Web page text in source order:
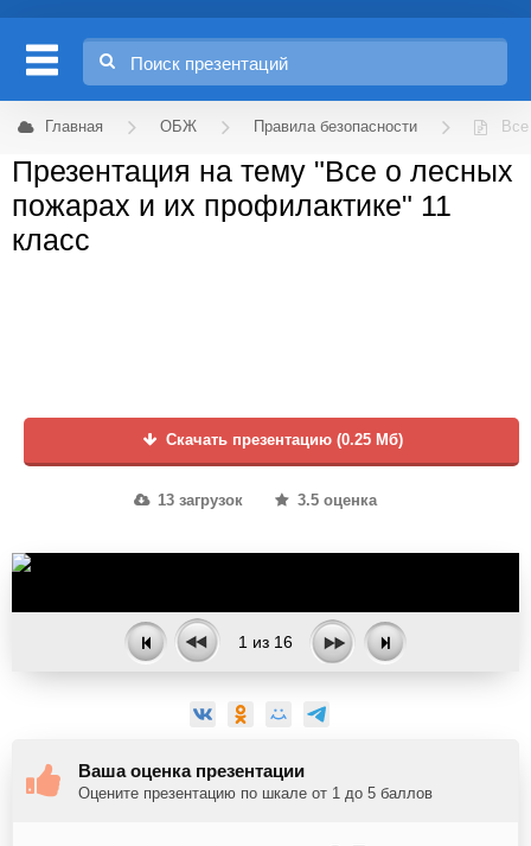
Главная ОБЖ Правила безопасности
Презентация на тему "Все о лесных
пожарах и их профилактике" 11
класс
Скачать презентацию (0.25 Мб)
13 загрузок 3.5 оценка
1 из 16
Ваша оценка презентации
Оцените презентацию по шкале от 1 до 5 баллов